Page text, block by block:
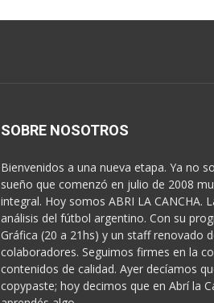
SOBRE NOSOTROS
Bienvenidos a una nueva etapa. Ya no
sueño que comenzó en julio de 2008
integral. Hoy somos ABRI LA CANCHA.
análisis del fútbol argentino. Con su
Gráfica (20 a 21hs) y un staff renovado
colaboradores. Seguimos firmes en la
contenidos de calidad. Ayer decíamos
copypaste; hoy decimos que en Abrí la